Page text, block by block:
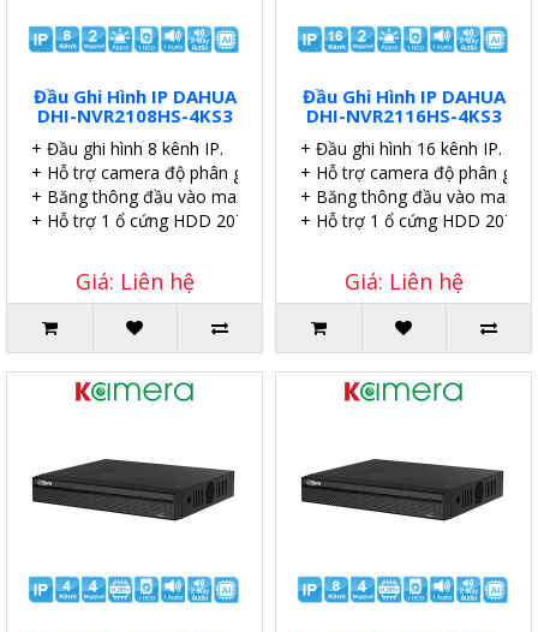
Đầu Ghi Hình IP DAHUA
DHI-NVR2108HS-4KS3
+ Đầu ghi hình 8 kênh IP.
+ Hỗ trợ camera độ phân giải 2.0MP.
+ Băng thông đầu vào max 80Mpb.
+ Hỗ trợ 1 ổ cứng HDD 20TB.
Giá: Liên hệ
Đầu Ghi Hình IP DAHUA
DHI-NVR2116HS-4KS3
+ Đầu ghi hình 16 kênh IP.
+ Hỗ trợ camera độ phân giải
+ Băng thông đầu vào max
+ Hỗ trợ 1 ổ cứng HDD 20TB.
Giá: Liên hệ